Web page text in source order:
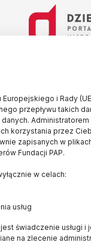
i Rady
przepływu takich
korzystania przez
zapisanych w
Fundacji PAP.
w celach:
usług
świadczenie
na zlecenie
dla czytelników
Nauki